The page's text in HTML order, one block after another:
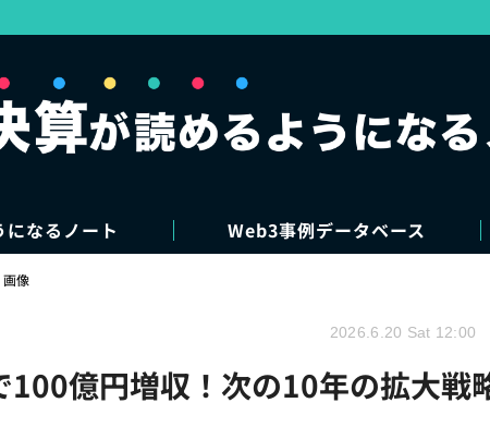
なるノート Web3事例データベース
像
100億円増収！次の10年の拡大戦
2026.6.20 Sat 12:00